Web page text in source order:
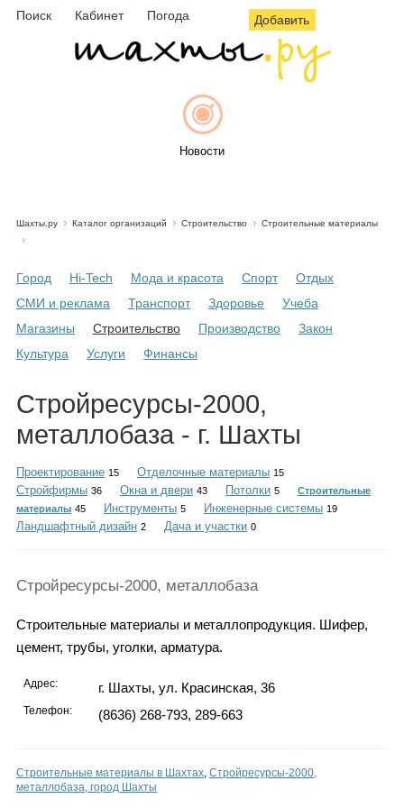
Поиск Кабинет Погода Добавить
Новости
Объявления
Каталог
Инфо
Гороскоп
Шахты.ру Каталог организаций Строительство Строительные материалы
Город Hi-Tech Мода и красота Спорт
Отдых
СМИ и реклама
Транспорт Здоровье
Учеба
Магазины
Строительство Производство
Закон
Культура
Услуги Финансы
Стройресурсы-2000,
металлобаза - г. Шахты
Проектирование 15 Отделочные материалы 15
Стройфирмы 36 Окна и двери 43 Потолки 5
Строительные
материалы 45 Инструменты 5 Инженерные системы 19
Ландшафтный дизайн 2 Дача и участки 0
Стройресурсы-2000, металлобаза
Строительные материалы и металлопродукция. Шифер,
цемент, трубы, уголки, арматура.
Адрес: г. Шахты, ул. Красинская, 36
Телефон: (8636) 268-793, 289-663
Строительные материалы в Шахтах, Стройресурсы-2000,
металлобаза, город Шахты